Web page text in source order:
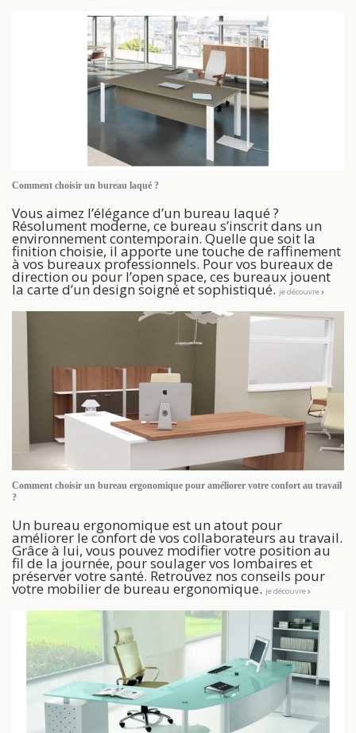
Comment choisir un bureau laqué ?
Vous aimez l’élégance d’un bureau laqué ?
Résolument moderne, ce bureau s’inscrit dans un
environnement contemporain. Quelle que soit la
finition choisie, il apporte une touche de raffinement
à vos bureaux professionnels. Pour vos bureaux de
direction ou pour l’open space, ces bureaux jouent
la carte d’un design soigné et sophistiqué. je découvre
Comment choisir un bureau ergonomique pour améliorer votre confort au travail
?
Un bureau ergonomique est un atout pour
améliorer le confort de vos collaborateurs au travail.
Grâce à lui, vous pouvez modifier votre position au
fil de la journée, pour soulager vos lombaires et
préserver votre santé. Retrouvez nos conseils pour
votre mobilier de bureau ergonomique. je découvre